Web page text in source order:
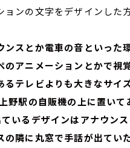
ョンの文字をデザインした
ンスとか電車の音といった
のアニメーションとかで視
るテレビよりも大きなサイ
野駅の自販機の上に置いて
ているデザインはアナウン
の隣に丸窓で手話が出てい